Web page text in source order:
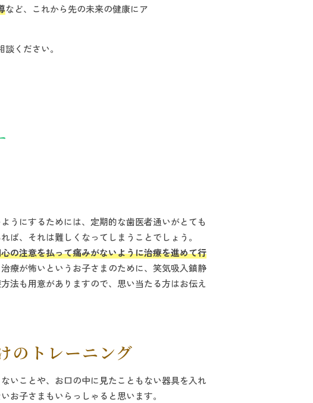
など、これから先の未来の健康にア
ください。
うにするためには、定期的な歯医者通いがとても
ば、それは難しくなってしまうことでしょう。
の注意を払って痛みがないように治療を進めて行
療が怖いというお子さまのために、笑気吸入鎮静
法も用意がありますので、思い当たる方はお伝え
のトレーニング
いことや、お口の中に見たこともない器具を入れ
お子さまもいらっしゃると思います。